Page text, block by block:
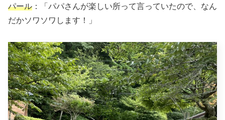
パール ：「パパさんが楽しい所って言っていたので、なん
だかソワソワします！」